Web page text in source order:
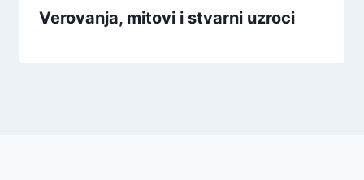
Verovanja, mitovi i stvarni uzroci